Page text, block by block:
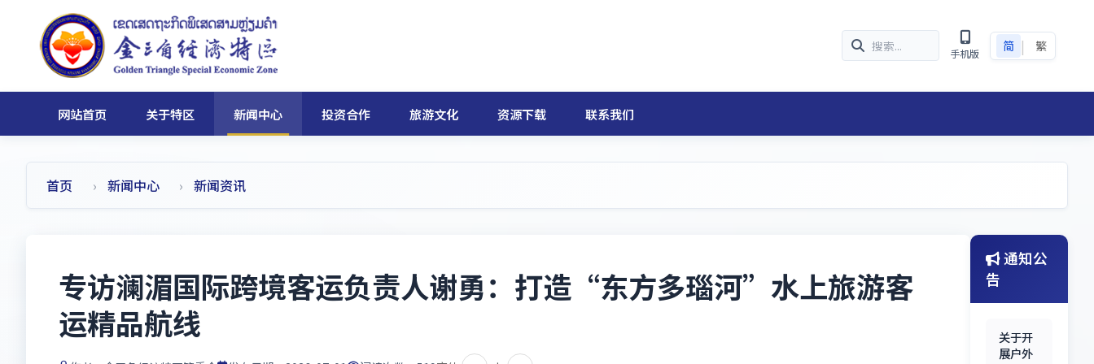
手机版
简 | 繁
网站首页 关于特区 新闻中心 投资合作 旅游文化 资源下载 联系我们
首页 新闻中心 新闻资讯
专访澜湄国际跨境客运负责人谢勇：打造“东方多瑙河”水上旅游客
运精品航线
通知公
告
关于开
展户外